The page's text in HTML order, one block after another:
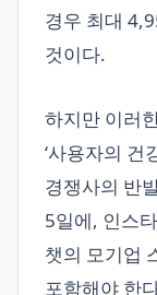
경우 최대
것이다.
하지만 이러
‘사용자의 건
경쟁사의 반
5일에, 인스
챗의 모기업
포함해야 한